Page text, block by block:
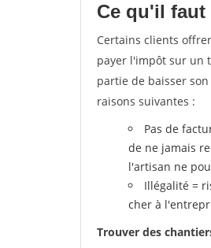
Ce qu'il
Certains clients
payer l'impôt sur un
partie de baisser
raisons suivantes :
Pas de
de ne jamais
l'artisan ne
Illégalité =
cher à
Trouver des